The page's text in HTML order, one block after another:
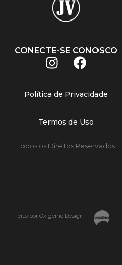
CONECTE-SE CONOSCO
Política de Privacidade
Termos de Uso
Todos os Direitos Reservados
Feito por Oxigênio Design